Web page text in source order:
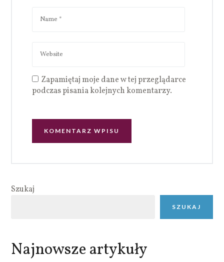
Zapamiętaj moje dane w tej przeglądarce
podczas pisania kolejnych komentarzy.
Szukaj
SZUKAJ
Najnowsze artykuły